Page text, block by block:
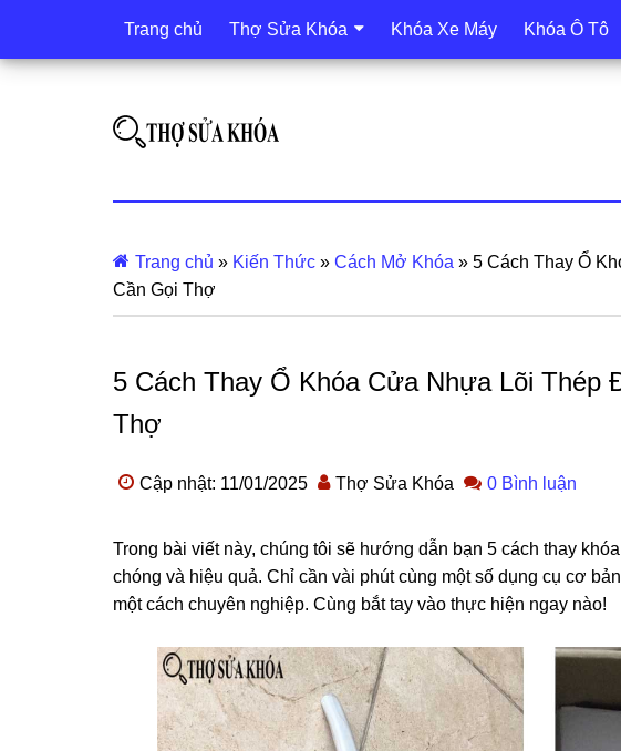
Trang chủ Thợ Sửa Khóa Khóa Xe Máy Khóa Ô Tô
Trang chủ » Kiến Thức » Cách Mở Khóa » 5 Cách Thay Ổ
Cần Gọi Thợ
5 Cách Thay Ổ Khóa Cửa Nhựa Lõi Thép
Thợ
Cập nhật: 11/01/2025 Thợ Sửa Khóa 0 Bình luận
Trong bài viết này, chúng tôi sẽ hướng dẫn bạn 5 cách thay
chóng và hiệu quả. Chỉ cần vài phút cùng một số dụng cụ cơ
một cách chuyên nghiệp. Cùng bắt tay vào thực hiện ngay nào!